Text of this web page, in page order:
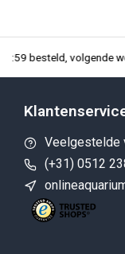
besteld, volgende
Veelgestelde
(+31) 0512